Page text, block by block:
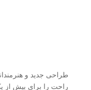
طراحی جدید و
راحت را برای بیش از